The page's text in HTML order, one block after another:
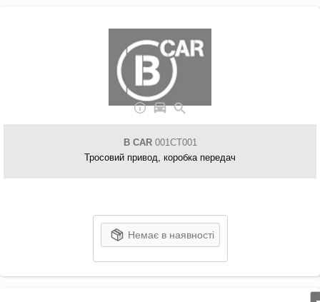
B CAR001CT001
Тросовий привод, коробка передач
Немає в наявності